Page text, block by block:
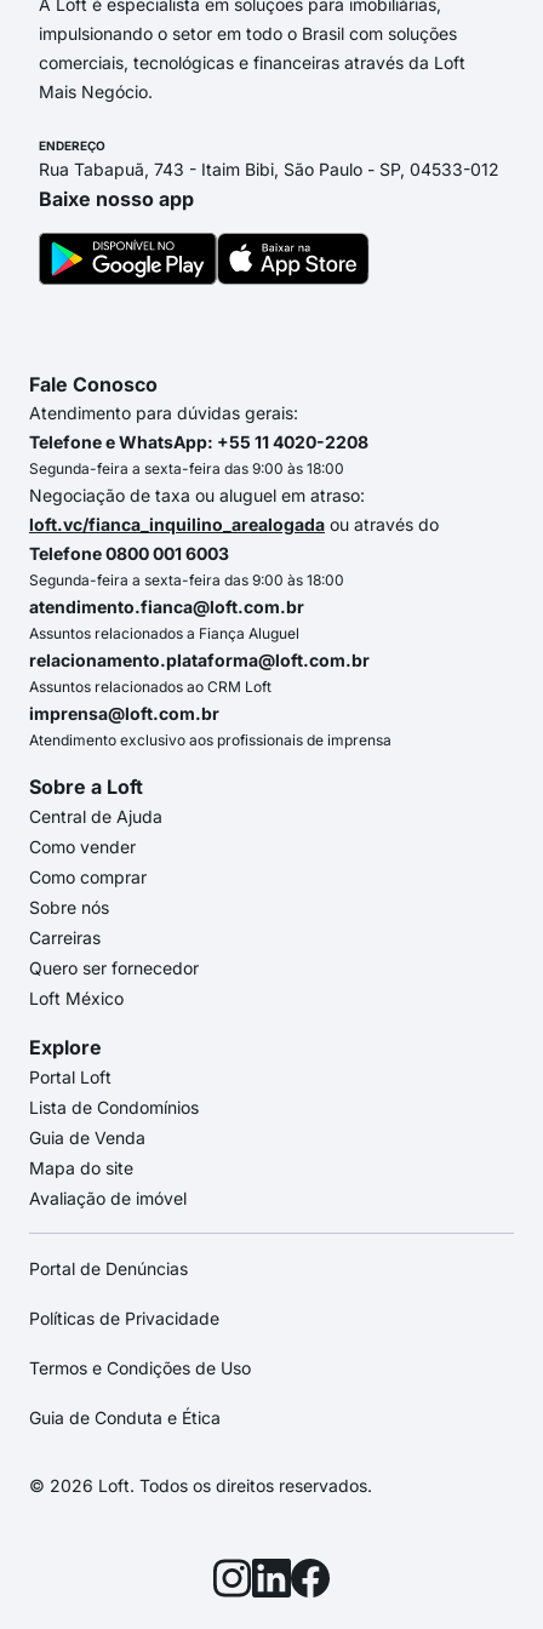
A Loft é especialista em soluções para imobiliárias,
impulsionando o setor em todo o Brasil com soluções
comerciais, tecnológicas e financeiras através da Loft
Mais Negócio.
ENDEREÇO
Rua Tabapuã, 743 - Itaim Bibi, São Paulo - SP, 04533-012
Baixe nosso app
Fale Conosco
Atendimento para dúvidas gerais:
Telefone e WhatsApp: +55 11 4020-2208
Segunda-feira a sexta-feira das 9:00 às 18:00
Negociação de taxa ou aluguel em atraso:
loft.vc/fianca_inquilino_arealogada ou através do
Telefone 0800 001 6003
Segunda-feira a sexta-feira das 9:00 às 18:00
atendimento.fianca@loft.com.br
Assuntos relacionados a Fiança Aluguel
relacionamento.plataforma@loft.com.br
Assuntos relacionados ao CRM Loft
imprensa@loft.com.br
Atendimento exclusivo aos profissionais de imprensa
Sobre a Loft
Central de Ajuda
Como vender
Como comprar
Sobre nós
Carreiras
Quero ser fornecedor
Loft México
Explore
Portal Loft
Lista de Condomínios
Guia de Venda
Mapa do site
Avaliação de imóvel
Portal de Denúncias
Políticas de Privacidade
Termos e Condições de Uso
Guia de Conduta e Ética
© 2026 Loft. Todos os direitos reservados.